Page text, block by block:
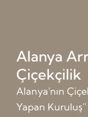
Alanya
Çiçekçilik
Alanya'nın
Yapan